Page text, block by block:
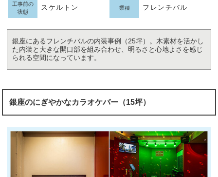
工事前の
状態
スケルトン 業種 フレンチバル
銀座にあるフレンチバルの内装事例（25坪）。木素材を活かし
た内装と大きな開口部を組み合わせ、明るさと心地よさを感じ
られる空間になっています。
銀座のにぎやかなカラオケバー（15坪）